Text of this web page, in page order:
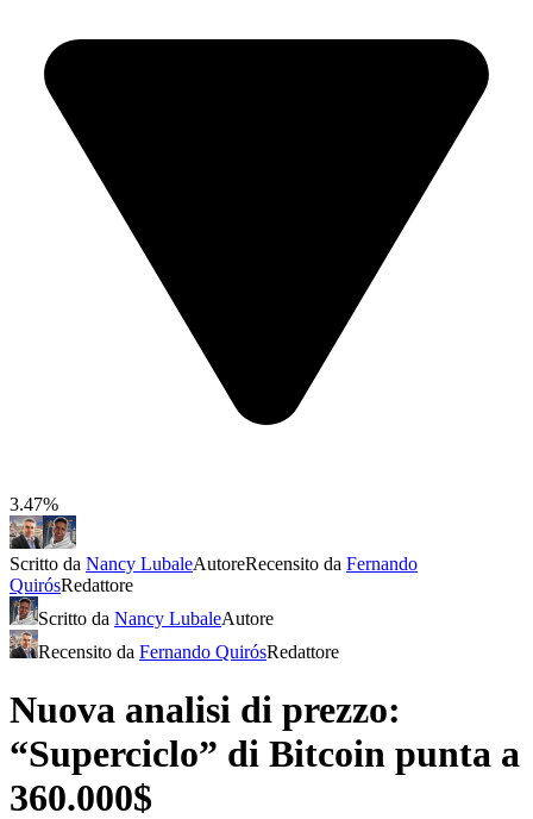
3.47%
Scritto da Nancy LubaleAutoreRecensito da Fernando
QuirósRedattore
Scritto da Nancy LubaleAutore
Recensito da Fernando QuirósRedattore
Nuova analisi di prezzo:
“Superciclo” di Bitcoin punta a
360.000$